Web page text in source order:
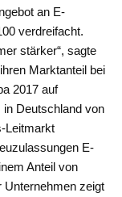
an E-
verdreifacht.
stärker“, sagte
Marktanteil bei
2017 auf
in Deutschland von
Leitmarkt
E-
Anteil von
Unternehmen zeigt